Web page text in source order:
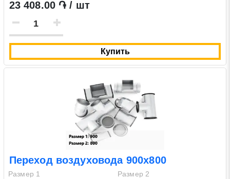
23 408.00 ֏ / шт
Купить
Переход воздуховода 900х800
Размер 1
Размер 2